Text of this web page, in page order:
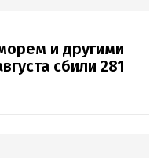
и другими
сбили 281